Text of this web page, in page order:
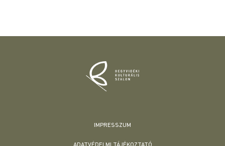
IMPRESSZUM